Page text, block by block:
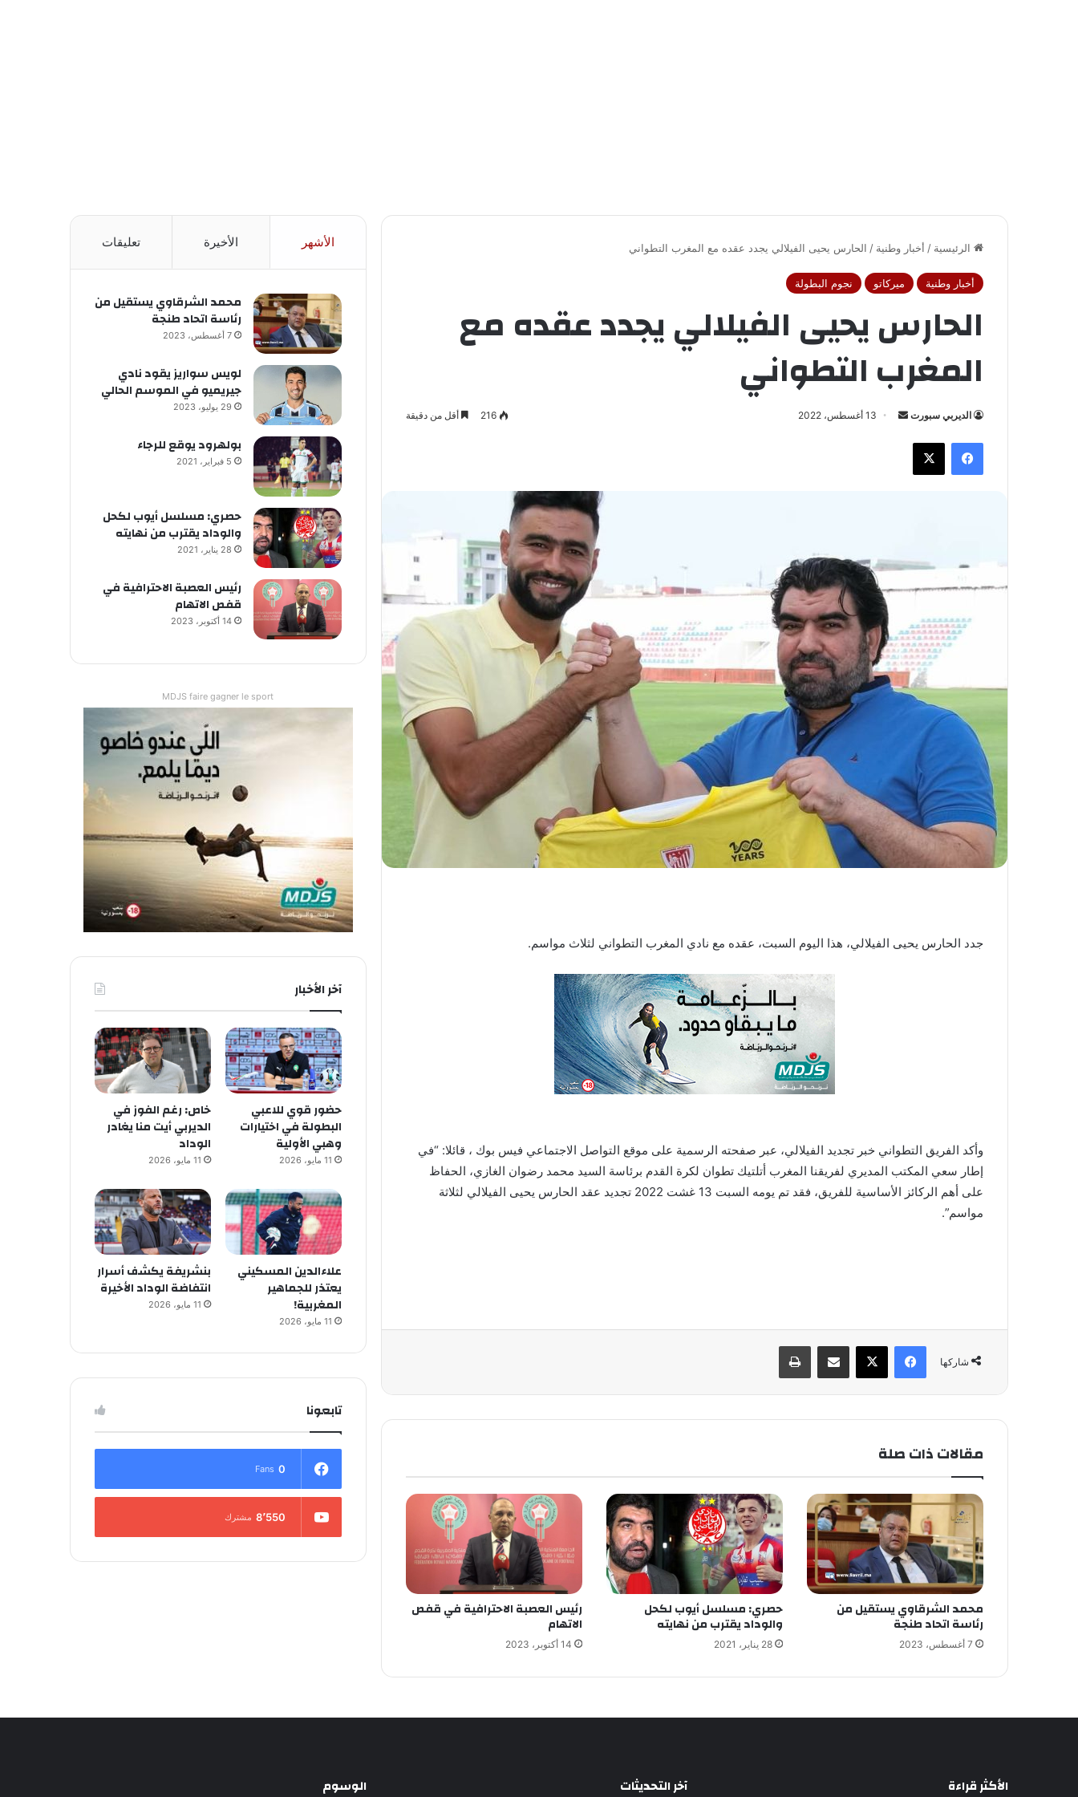
الرئيسية / أخبار وطنية / الحارس يحيى الفيلالي يجدد عقده مع المغرب التطواني
أخبار وطنية ميركاتو نجوم البطولة
الحارس يحيى الفيلالي يجدد عقده مع
المغرب التطواني
الديربي سبورت
ا
إ
ت
ر
و
13 أغسطس، 2022 216 أقل من دقيقة
فيسبوك
جدد الحارس يحيى الفيلالي، هذا اليوم السبت، عقده مع نادي المغرب التطواني لثلاث مواسم.
وأكد الفريق التطواني خبر تجديد الفيلالي، عبر صفحته الرسمية على موقع التواصل الاجتماعي فيس بوك ، قائلا: “في
إطار سعي المكتب المديري لفريقنا المغرب أتلتيك تطوان لكرة القدم برئاسة السيد محمد رضوان الغازي، الحفاظ
على أهم الركائز الأساسية للفريق، فقد تم يومه السبت 13 غشت 2022 تجديد عقد الحارس يحيى الفيلالي لثلاثة
مواسم”.
شاركها
فيسبوك
مقالات ذات صلة
محمد الشرقاوي يستقيل من
رئاسة اتحاد طنجة
7 أغسطس، 2023
حصري: مسلسل أيوب لكحل
والوداد يقترب من نهايته
28 يناير، 2021
رئيس العصبة الاحترافية في قفص
الاتهام
14 أكتوبر، 2023
الأشهر الأخيرة تعليقات
محمد الشرقاوي يستقيل من
رئاسة اتحاد طنجة
7 أغسطس، 2023
لويس سواريز يقود نادي
جيريميو في الموسم الحالي
29 يوليو، 2023
بولهرود يوقع للرجاء
5 فبراير، 2021
حصري: مسلسل أيوب لكحل
والوداد يقترب من نهايته
28 يناير، 2021
رئيس العصبة الاحترافية في
قفص الاتهام
14 أكتوبر، 2023
MDJS faire gagner le sport
آخر الأخبار
حضور قوي للاعبي
البطولة في اختيارات
وهبي الأولية
11 مايو، 2026
خاص: رغم الفوز في
الديربي أيت منا يغادر
الوداد
11 مايو، 2026
علاءالدين المسكيني
يعتذر للجماهير
المغربية!
11 مايو، 2026
بنشريفة يكشف أسرار
انتفاضة الوداد الأخيرة
11 مايو، 2026
تابعونا
0
Fans
8٬550 مشترك
الأكثر قراءة آخر التحديثات الوسوم